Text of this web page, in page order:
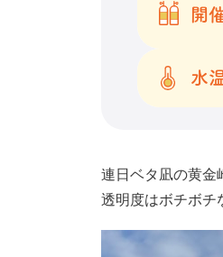
開
水
連日ベタ凪の黄金
透明度はボチボチ